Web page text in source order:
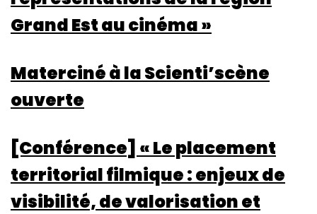
Grand Est au cinéma »
Materciné à la Scienti’scène
ouverte
[Conférence] « Le placement
territorial filmique : enjeux de
visibilité, de valorisation et